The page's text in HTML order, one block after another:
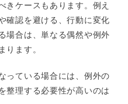
きケースもあります。例え
確認を避ける、行動に変化
場合は、単なる偶然や例外
ります。
っている場合には、例外の
整理する必要性が高いのは